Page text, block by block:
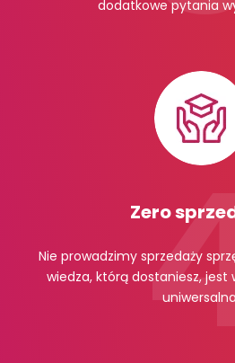
dodatkowe pytania
Zero
Nie prowadzimy sprzedaży
wiedza, którą dostaniesz, jest